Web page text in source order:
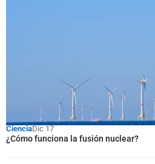
CienciaDic 17
¿Cómo funciona la fusión nuclear?